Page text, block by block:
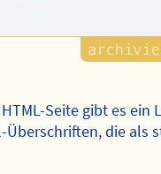
Seite gibt es ein
Überschriften, die als